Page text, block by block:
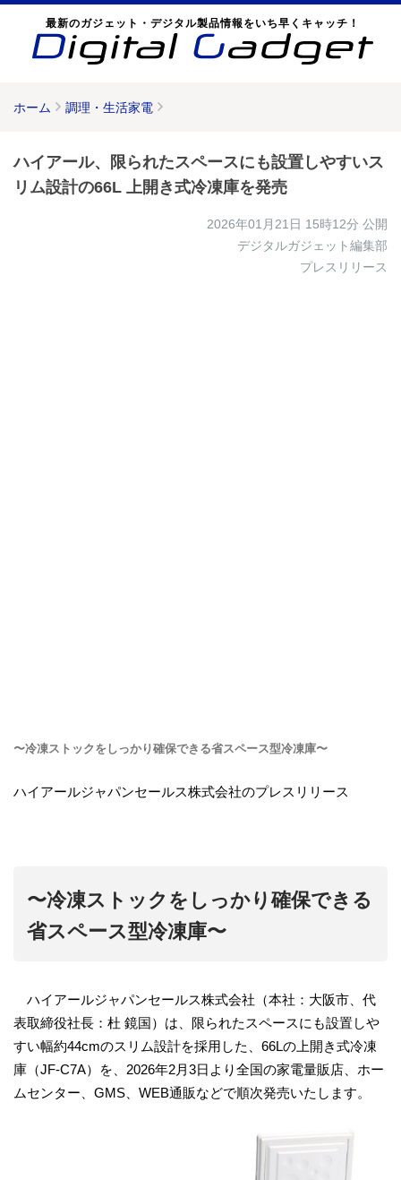
最新のガジェット・デジタル製品情報をいち早くキャッチ！
ホーム 調理・生活家電
ハイアール、限られたスペースにも設置しやすいス
リム設計の66L 上開き式冷凍庫を発売
2026年01月21日 15時12分 公開
デジタルガジェット編集部
プレスリリース
〜冷凍ストックをしっかり確保できる省スペース型冷凍庫〜
ハイアールジャパンセールス株式会社のプレスリリース
〜冷凍ストックをしっかり確保できる
省スペース型冷凍庫〜
ハイアールジャパンセールス株式会社（本社：大阪市、代
表取締役社長：杜 鏡国）は、限られたスペースにも設置しや
すい幅約44cmのスリム設計を採用した、66Lの上開き式冷凍
庫（JF-C7A）を、2026年2月3日より全国の家電量販店、ホー
ムセンター、GMS、WEB通販などで順次発売いたします。